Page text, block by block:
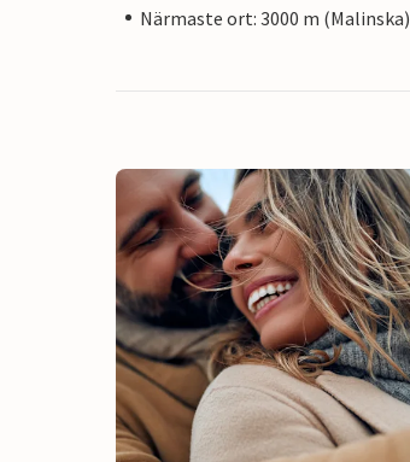
Närmaste ort: 3000 m (Malinska)